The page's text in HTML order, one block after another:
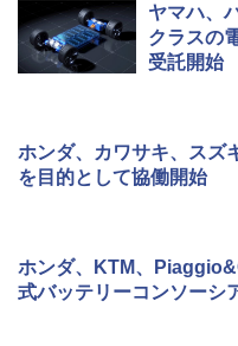
ヤマハ、
クラスの
受託開始
ホンダ、カワサキ、スズ
を目的として協働開始
ホンダ、KTM、
式バッテリーコンソーシ